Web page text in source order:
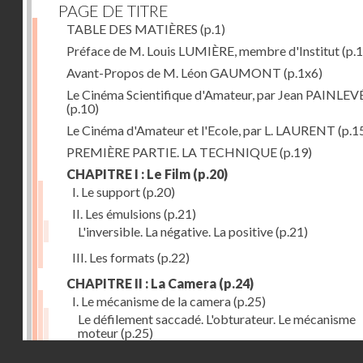
PAGE DE TITRE
TABLE DES MATIÈRES (p.1)
Préface de M. Louis LUMIÈRE, membre d'Institut
Avant-Propos de M. Léon GAUMONT (p.1x6)
Le Cinéma Scientifique d'Amateur, par Jean
(p.10)
Le Cinéma d'Amateur et l'Ecole, par L. LAURENT
PREMIÈRE PARTIE. LA TECHNIQUE(p.19)
CHAPITRE I : Le Film (p.20)
I. Le support(p.20)
II. Les émulsions (p.21)
L'inversible. La négative. La positive(p.21)
III. Les formats (p.22)
CHAPITRE II : La Camera (p.24)
I. Le mécanisme de la camera(p.25)
Le défilement saccadé. L'obturateur. Le mécanisme
moteur(p.25)